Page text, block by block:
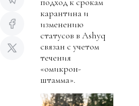
карантина и
изменению
статусов в Ashyq
связан с учетом
течения
«омикрон-
штамма».